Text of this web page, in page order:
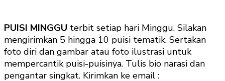
PUISI MINGGU terbit setiap hari Minggu. Silakan
mengirimkan 5 hingga 10 puisi tematik. Sertakan
foto diri dan gambar atau foto ilustrasi untuk
mempercantik puisi-puisinya. Tulis bio narasi dan
pengantar singkat. Kirimkan ke email :